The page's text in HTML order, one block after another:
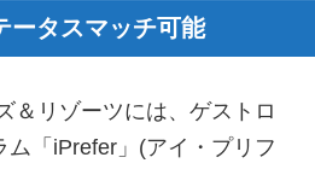
タスマッチ可能
＆リゾーツには、ゲストロ
ム「iPrefer」(アイ・プリフ